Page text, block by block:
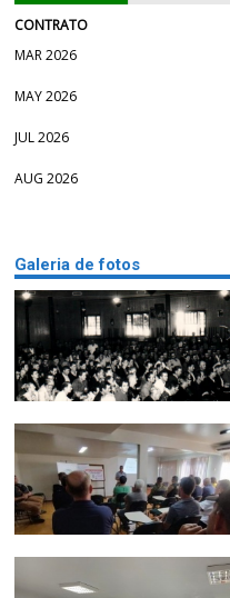
CONTRATO
MAR 2026
MAY 2026
JUL 2026
AUG 2026
Galeria de fotos